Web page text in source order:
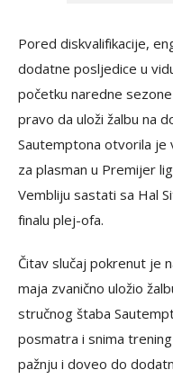
Pored diskvalifikacije,
dodatne posljedice u
početku naredne
pravo da uloži žalbu na
Sautemptona otvorila je
za plasman u Premijer
Vembliju sastati sa Hal
finalu plej-ofa.
Čitav slučaj pokrenut je
maja zvanično uložio
stručnog štaba
posmatra i snima
pažnju i doveo do